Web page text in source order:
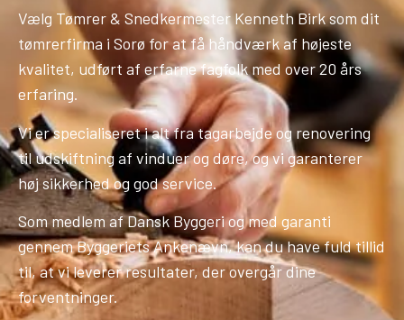
Vælg Tømrer & Snedkermester Kenneth Birk som dit
tømrerfirma i Sorø for at få håndværk af højeste
kvalitet, udført af erfarne fagfolk med over 20 års
erfaring.
Vi er specialiseret i alt fra tagarbejde og renovering
til udskiftning af vinduer og døre, og vi garanterer
høj sikkerhed og god service.
Som medlem af Dansk Byggeri og med garanti
gennem Byggeriets Ankenævn, kan du have fuld tillid
til, at vi leverer resultater, der overgår dine
forventninger.